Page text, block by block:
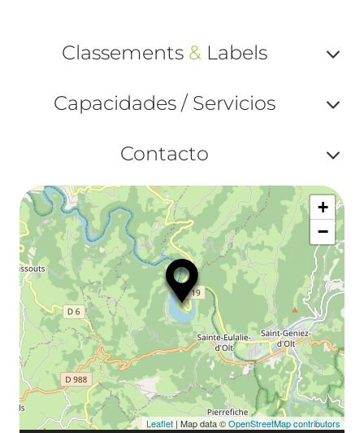
Classements & Labels
ou
Capacidades / Servicios
ou
Contacto
ou
+
−
Leaflet | Map data ©OpenStreetMap contributors